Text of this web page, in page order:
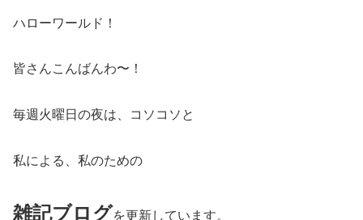
ハローワールド！
皆さんこんばんわ〜！
毎週火曜日の夜は、コソコソと
私による、私のための
雑記ブログを更新しています。